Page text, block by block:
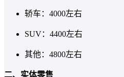
轿车：4000左右
SUV：4400左右
其他：4800左右
二、实体零售